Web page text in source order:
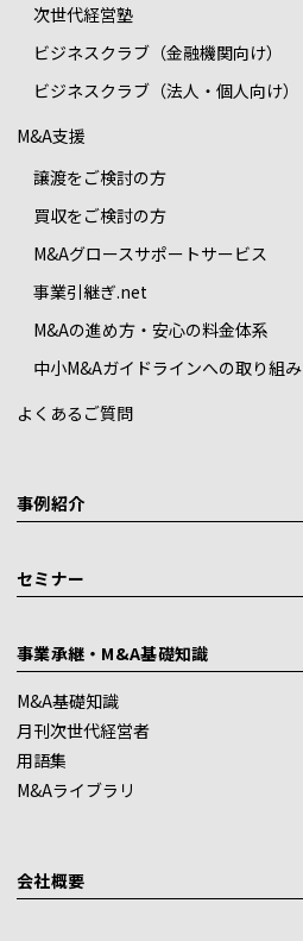
次世代経営塾
ビジネスクラブ（金融機関向け）
ビジネスクラブ（法人・個人向け）
M&A支援
譲渡をご検討の方
買収をご検討の方
M&Aグロースサポートサービス
事業引継ぎ.net
M&Aの進め方・安心の料金体系
中小M&Aガイドラインへの取り組み
よくあるご質問
事例紹介
セミナー
事業承継・M&A基礎知識
M&A基礎知識
月刊次世代経営者
用語集
M&Aライブラリ
会社概要